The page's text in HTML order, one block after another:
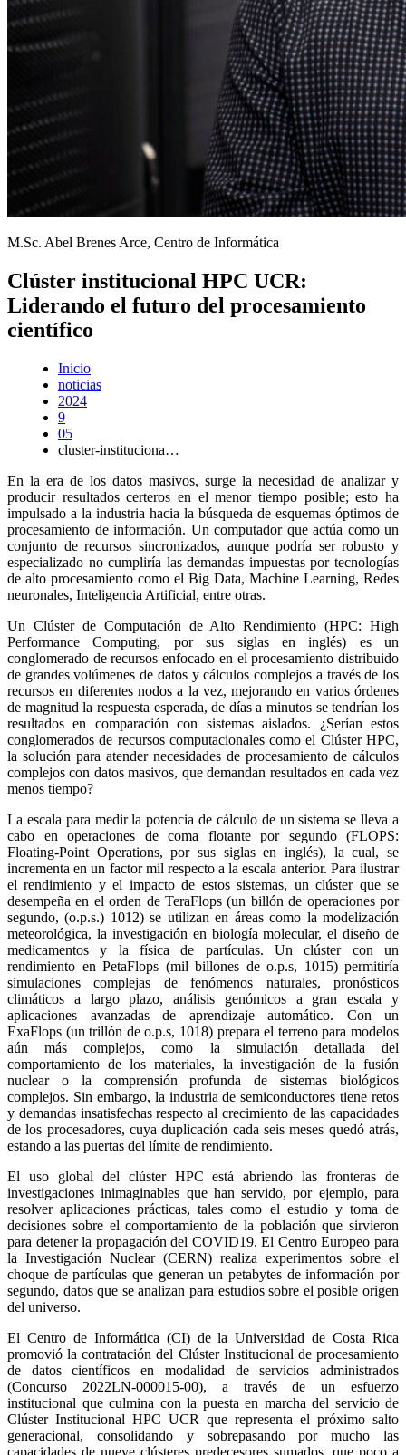
M.Sc. Abel Brenes Arce, Centro de Informática
Clúster institucional HPC UCR:
Liderando el futuro del procesamiento
científico
Inicio
noticias
2024
9
05
cluster-instituciona…
En la era de los datos masivos, surge la necesidad de analizar y
producir resultados certeros en el menor tiempo posible; esto ha
impulsado a la industria hacia la búsqueda de esquemas óptimos de
procesamiento de información. Un computador que actúa como un
conjunto de recursos sincronizados, aunque podría ser robusto y
especializado no cumpliría las demandas impuestas por tecnologías
de alto procesamiento como el Big Data, Machine Learning, Redes
neuronales, Inteligencia Artificial, entre otras.
Un Clúster de Computación de Alto Rendimiento (HPC: High
Performance Computing, por sus siglas en inglés) es un
conglomerado de recursos enfocado en el procesamiento distribuido
de grandes volúmenes de datos y cálculos complejos a través de los
recursos en diferentes nodos a la vez, mejorando en varios órdenes
de magnitud la respuesta esperada, de días a minutos se tendrían los
resultados en comparación con sistemas aislados. ¿Serían estos
conglomerados de recursos computacionales como el Clúster HPC,
la solución para atender necesidades de procesamiento de cálculos
complejos con datos masivos, que demandan resultados en cada vez
menos tiempo?
La escala para medir la potencia de cálculo de un sistema se lleva a
cabo en operaciones de coma flotante por segundo (FLOPS:
Floating-Point Operations, por sus siglas en inglés), la cual, se
incrementa en un factor mil respecto a la escala anterior. Para ilustrar
el rendimiento y el impacto de estos sistemas, un clúster que se
desempeña en el orden de TeraFlops (un billón de operaciones por
segundo, (o.p.s.) 1012) se utilizan en áreas como la modelización
meteorológica, la investigación en biología molecular, el diseño de
medicamentos y la física de partículas. Un clúster con un
rendimiento en PetaFlops (mil billones de o.p.s, 1015) permitiría
simulaciones complejas de fenómenos naturales, pronósticos
climáticos a largo plazo, análisis genómicos a gran escala y
aplicaciones avanzadas de aprendizaje automático. Con un
ExaFlops (un trillón de o.p.s, 1018) prepara el terreno para modelos
aún más complejos, como la simulación detallada del
comportamiento de los materiales, la investigación de la fusión
nuclear o la comprensión profunda de sistemas biológicos
complejos. Sin embargo, la industria de semiconductores tiene retos
y demandas insatisfechas respecto al crecimiento de las capacidades
de los procesadores, cuya duplicación cada seis meses quedó atrás,
estando a las puertas del límite de rendimiento.
El uso global del clúster HPC está abriendo las fronteras de
investigaciones inimaginables que han servido, por ejemplo, para
resolver aplicaciones prácticas, tales como el estudio y toma de
decisiones sobre el comportamiento de la población que sirvieron
para detener la propagación del COVID19. El Centro Europeo para
la Investigación Nuclear (CERN) realiza experimentos sobre el
choque de partículas que generan un petabytes de información por
segundo, datos que se analizan para estudios sobre el posible origen
del universo.
El Centro de Informática (CI) de la Universidad de Costa Rica
promovió la contratación del Clúster Institucional de procesamiento
de datos científicos en modalidad de servicios administrados
(Concurso 2022LN-000015-00), a través de un esfuerzo
institucional que culmina con la puesta en marcha del servicio de
Clúster Institucional HPC UCR que representa el próximo salto
generacional, consolidando y sobrepasando por mucho las
capacidades de nueve clústeres predecesores sumados, que poco a